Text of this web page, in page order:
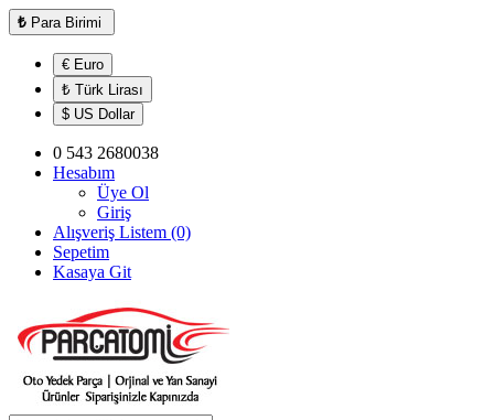
₺ Para Birimi
€ Euro
₺ Türk Lirası
$ US Dollar
0 543 2680038
Hesabım
Üye Ol
Giriş
Alışveriş Listem (0)
Sepetim
Kasaya Git